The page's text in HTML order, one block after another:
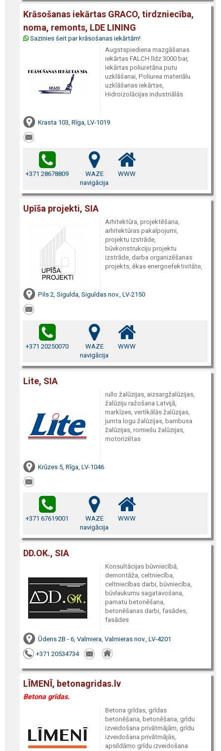
Krāsošanas iekārtas GRACO, tirdzniecība,
noma, remonts, LDE LINING
Sazinies šeit par krāsošanas iekārtām!
Augstspiediena mazgāšanas
iekārtas FALCH līdz 3000 bar,
Iekārtas poliuretāna putu
uzklāšanai, Poliurea materiālu
uzklāšanas iekārtas,
Hidroizolācijas industriālās
Krasta 103, Rīga, LV-1019
+371 28678809
WAZE
navigācija
WWW
Upīša projekti, SIA
Arhitektūra, projektēšana,
arhitektūras pakalpojumi,
projektu izstrāde,
būvkonstrukciju projektu
izstrāde, darba organizēšanas
projekts, ēkas energoefektivitāte,
Pils 2, Sigulda, Siguldas nov., LV-2150
+371 20250070
WAZE
navigācija
WWW
Lite, SIA
rullo žalūzijas, aizsargžalūzijas,
žalūziju ražošana Latvijā,
markīzes, vertikālās žalūzijas,
jumta logu žalūzijas, bambusa
žalūzijas, romiešu žalūzijas,
motorizētas
Krūzes 5, Rīga, LV-1046
+371 67619001
WAZE
navigācija
WWW
DD.OK., SIA
Konsultācijas būvniecībā,
demontāža, celtniecība,
celtniecības darbi, būvniecība,
būvlaukumu sagatavošana,
pamatu betonēšana,
betonēšanas darbi, fasādes,
fasādes
Ūdens 2B - 6, Valmiera, Valmieras nov., LV-4201
+371 20534734
LĪMENĪ, betonagridas.lv
Betona grīdas.
Betona grīdas, grīdas
betonēšana, betonēšana, grīdu
izveidošana privātmājām, grīdu
izveidošana privātmājās,
apsildāmo grīdu izveidošana